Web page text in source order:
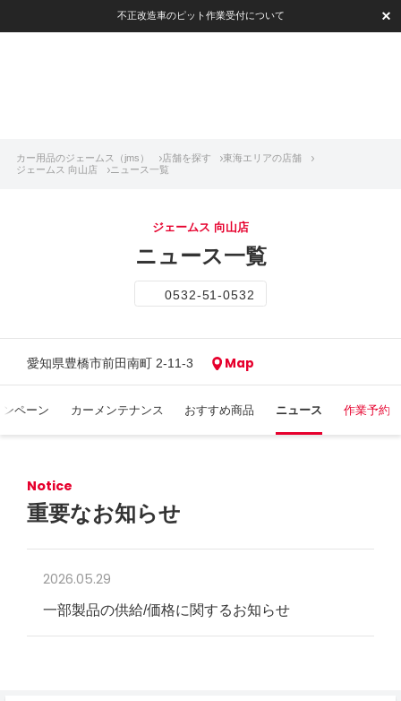
不正改造車のピット作業受付について
カー用品のジェームス（jms） 店舗を探す
東海エリアの店舗
ジェームス 向山店
ニュース一覧
ジェームス 向山店
ニュース一覧
0532-51-0532
愛知県豊橋市前田南町 2-11-3 Map
ペーン カーメンテナンス おすすめ商品 ニュース 作業予約
Notice
重要なお知らせ
2026.05.29
一部製品の供給/価格に関するお知らせ